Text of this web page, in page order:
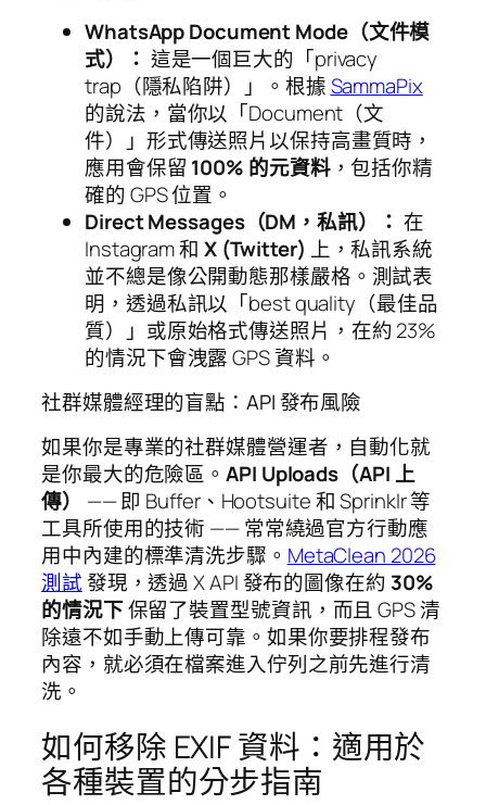
WhatsApp Document Mode（文件模
式）： 這是一個巨大的「privacy
trap（隱私陷阱）」。根據SammaPix
的說法，當你以「Document（文
件）」形式傳送照片以保持高畫質時，
應用會保留 100% 的元資料，包括你精
確的 GPS 位置。
Direct Messages（DM，私訊）： 在
Instagram 和 X (Twitter) 上，私訊系統
並不總是像公開動態那樣嚴格。測試表
明，透過私訊以「best quality（最佳品
質）」或原始格式傳送照片，在約 23%
的情況下會洩露 GPS 資料。
社群媒體經理的盲點：API 發布風險
如果你是專業的社群媒體營運者，自動化就
是你最大的危險區。API Uploads（API 上
傳）
—— 即 Buffer、Hootsuite 和 Sprinklr 等
工具所使用的技術 —— 常常繞過官方行動應
用中內建的標準清洗步驟。 MetaClean 2026
測試發現，透過 X API 發布的圖像在約 30%
的情況下保留了裝置型號資訊，而且 GPS 清
除遠不如手動上傳可靠。如果你要排程發布
內容，就必須在檔案進入佇列之前先進行清
洗。
如何移除 EXIF 資料：適用於
各種裝置的分步指南